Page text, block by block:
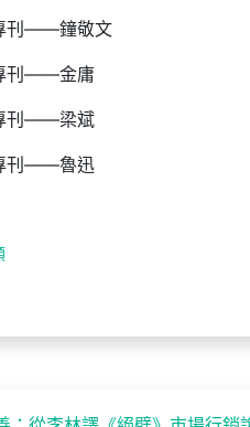
刊——鐘敬文
刊——金庸
刊——梁斌
刊——魯迅